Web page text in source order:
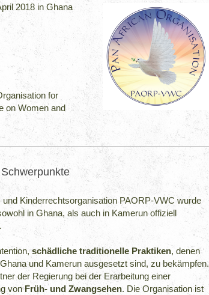
2018 in Ghana
for
on Women and
Schwerpunkte
Kinderrechtsorganisation PAORP-VWC wurde
in Ghana, als auch in Kamerun offiziell
schädliche traditionelle Praktiken, denen
und Kamerun ausgesetzt sind, zu bekämpfen.
der Regierung bei der Erarbeitung einer
vonFrüh- und Zwangsehen. Die Organisation ist